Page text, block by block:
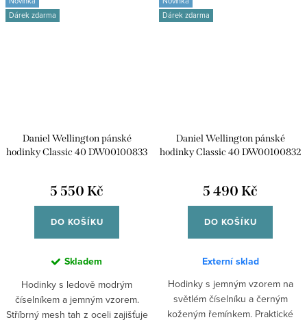
Dárek zdarma
Daniel Wellington pánské
hodinky Classic 40 DW00100833
5 550 Kč
DO KOŠÍKU
Skladem
Hodinky s ledově modrým
číselníkem a jemným vzorem.
Stříbrný mesh tah z oceli zajišťuje
Dárek zdarma
Daniel Wellington pánské
hodinky Classic 40 DW00100832
5 490 Kč
DO KOŠÍKU
Externí sklad
Hodinky s jemným vzorem na
světlém číselníku a černým
koženým řemínkem. Praktické